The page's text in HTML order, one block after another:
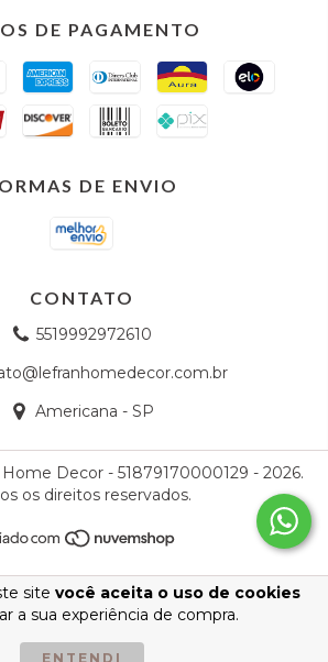
site você aceita o uso de cookies
a sua experiência de compra.
ENTENDI
DE PAGAMENTO
DE ENVIO
CONTATO
5519992972610
Americana - SP
Decor - 51879170000129 - 2026.
os direitos reservados.